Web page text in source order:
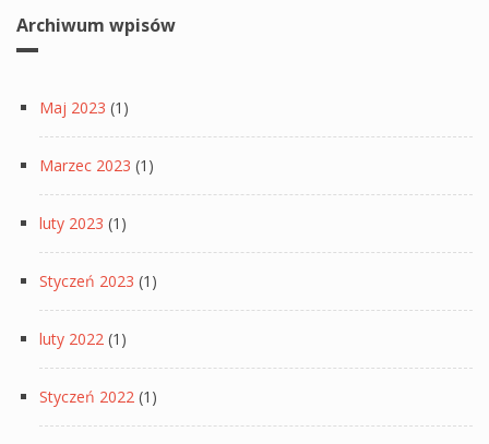
Archiwum wpisów
Maj 2023 (1)
Marzec 2023 (1)
luty 2023 (1)
Styczeń 2023 (1)
luty 2022 (1)
Styczeń 2022 (1)